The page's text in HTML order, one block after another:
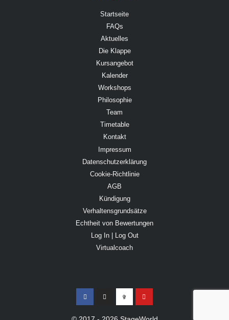
Startseite
FAQs
Aktuelles
Die Klappe
Kursangebot
Kalender
Workshops
Philosophie
Team
Timetable
Kontakt
Impressum
Datenschutzerklärung
Cookie-Richtlinie
AGB
Kündigung
Verhaltensgrundsätze
Echtheit von Bewertungen
Log In | Log Out
Virtualcoach